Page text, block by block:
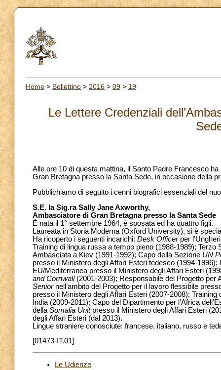
Home > Bollettino > 2016 > 09 > 19
Le Lettere Credenziali
Alle ore 10 di questa mattina, il Santo Padre Francesco
Gran Bretagna presso la Santa Sede, in occasione della
Pubblichiamo di seguito i cenni biografici essenziali del
S.E. la Sig.ra Sally Jane Axworthy,
Ambasciatore di Gran Bretagna presso la Santa Sede
È nata il 1° settembre 1964, è sposata ed ha quattro figli.
Laureata in Storia Moderna (Oxford University), si è
Ha ricoperto i seguenti incarichi: Desk Officerper
Training di lingua russa a tempo pieno (1988-1989);
Ambasciata a Kiev (1991-1992); Capo della Sezione UN
presso il Ministero degli Affari Esteri tedesco (1994-
EU/Mediterranea presso il Ministero degli Affari Esteri
and Cornwall(2001-2003); Responsabile del Progetto per
Seniornell’ambito del Progetto per il lavoro flessibile
presso il Ministero degli Affari Esteri (2007-2008);
India (2009-2011); Capo del Dipartimento per l’Africa
della Somalia Unitpresso il Ministero degli Affari Esteri
degli Affari Esteri (dal 2013).
Lingue straniere conosciute: francese, italiano, russo e
[01473-IT.01]
Le Udienze